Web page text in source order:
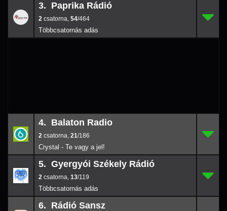
3.
3. Paprika Rádió
2 , 54/464 54/464
4.
4. Balaton Radio
2 , 21/186
Crystal - Te vagy a jel!
21/186
5.
5. Gyergyói Székely Rádió
2 , 13/119 13/119
6. Rádió Sansz